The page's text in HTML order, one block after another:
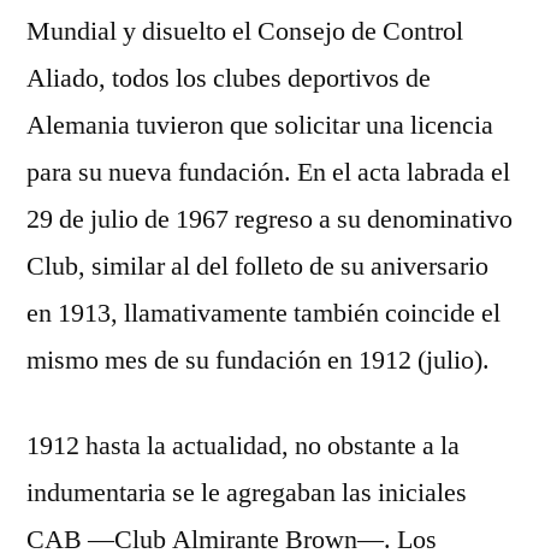
Mundial y disuelto el Consejo de Control
Aliado, todos los clubes deportivos de
Alemania tuvieron que solicitar una licencia
para su nueva fundación. En el acta labrada el
29 de julio de 1967 regreso a su denominativo
Club, similar al del folleto de su aniversario
en 1913, llamativamente también coincide el
mismo mes de su fundación en 1912 (julio).
1912 hasta la actualidad, no obstante a la
indumentaria se le agregaban las iniciales
CAB —Club Almirante Brown—. Los